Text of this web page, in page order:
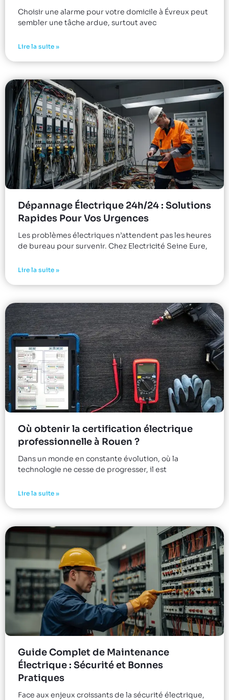
Choisir une alarme pour votre domicile à Évreux peut
sembler une tâche ardue, surtout avec
Lire la suite »
Dépannage Électrique 24h/24 : Solutions
Rapides Pour Vos Urgences
Les problèmes électriques n’attendent pas les heures
de bureau pour survenir. Chez Electricité Seine Eure,
Lire la suite »
Où obtenir la certification électrique
professionnelle à Rouen ?
Dans un monde en constante évolution, où la
technologie ne cesse de progresser, il est
Lire la suite »
Guide Complet de Maintenance
Électrique : Sécurité et Bonnes
Pratiques
Face aux enjeux croissants de la sécurité électrique,